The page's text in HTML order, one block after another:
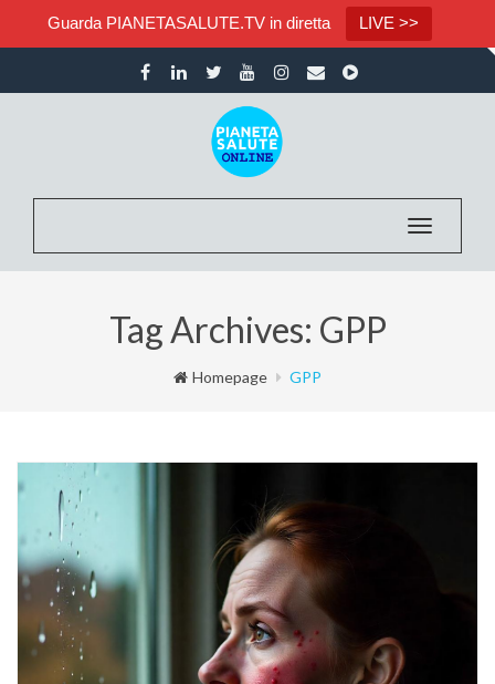
Guarda PIANETASALUTE.TV in diretta LIVE >>
Toggle
Tag Archives: GPP
Homepage GPP